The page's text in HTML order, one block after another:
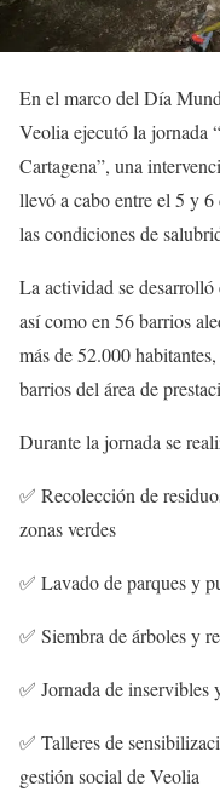
En el marco del Día
Veolia ejecutó la jornada
Cartagena”, una
llevó a cabo entre el 5 y
las condiciones de
La actividad se desarrolló
así como en 56 barrios
más de52.000 habitantes
barriosdel área de
Durante la jornada se
✅ Recolección de
zonas verdes
✅ Lavado de parques y
✅ Siembra de árboles y
✅ Jornada de inservibles
✅ Talleres de
gestión social de Veolia